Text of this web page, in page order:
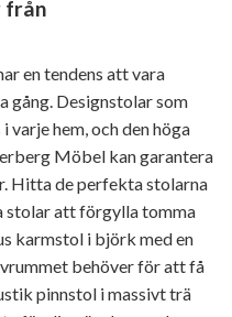
från
en tendens att vara
gång. Designstolar som
varje hem, och den höga
Möbel kan garantera
Hitta de perfekta stolarna
stolar att förgylla tomma
karmstol i björk med en
behöver för att få
pinnstol i massivt trä